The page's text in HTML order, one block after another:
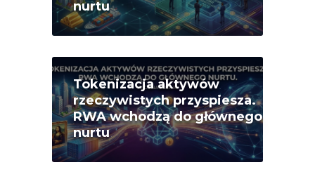
nurtu
Tokenizacja aktywów
rzeczywistych przyspiesza.
RWA wchodzą do głównego
nurtu